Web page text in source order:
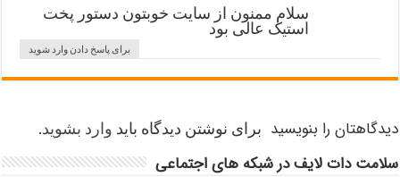
سلام ممنون از سایت خوبتون دستور پخت
استیک عالی بود
برای پاسخ دادن وارد شوید
دیدگاهتان را بنویسید برای نوشتن دیدگاه باید وارد بشوید.
سلامت دات لایف در شبکه های اجتماعی